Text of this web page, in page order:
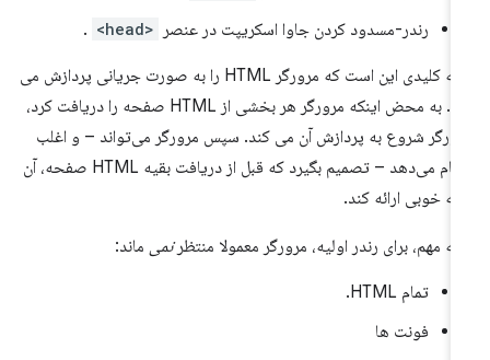
رندر-مسدود کردن جاوا اسکریپت در عنصر <head>
.
نکته کلیدی این است که مرورگر HTML را به صورت جریانی پردازش می
کند. به محض اینکه مرورگر هر بخشی از HTML صفحه را دریافت کرد،
شروع به پردازش آن می کند. سپس مرورگر می‌تواند – و اغلب
انجام می‌دهد – تصمیم بگیرد که قبل از دریافت بقیه HTML صفحه، آن
به خوبی ارائه کند.
مهم، برای رندر اولیه، مرورگر معمولا منتظرنمیماند:
تمام HTML.
فونت ها